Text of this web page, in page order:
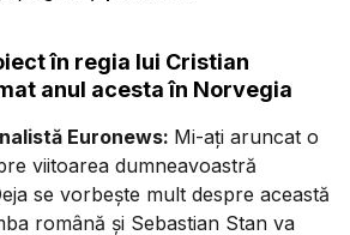
în regia lui Cristian
anul acesta în Norvegia
Euronews: Mi-ați aruncat o
viitoarea dumneavoastră
se vorbește mult despre această
română și Sebastian Stan va